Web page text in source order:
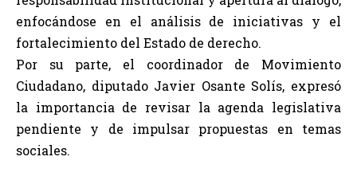
enfocándose en el análisis de iniciativas y el
fortalecimiento del Estado de derecho.
Por su parte, el coordinador de Movimiento
Ciudadano, diputado Javier Osante Solís, expresó
la importancia de revisar la agenda legislativa
pendiente y de impulsar propuestas en temas
sociales.